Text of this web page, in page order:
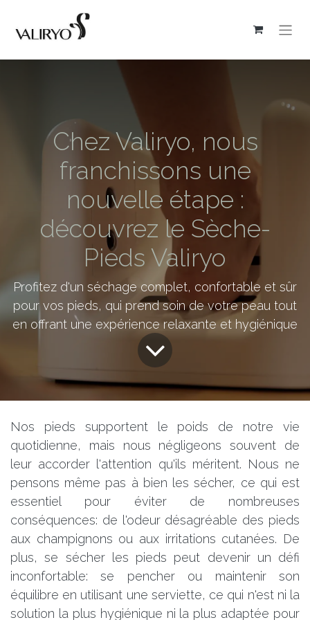
Chez Valiryo, nous
franchissons une
nouvelle étape :
découvrez le Sèche-
Pieds Valiryo
Profitez d'un séchage complet, confortable et sûr
pour vos pieds, qui prend soin de votre peau tout
en offrant une expérience relaxante et hygiénique
Nos pieds supportent le poids de notre vie
quotidienne, mais nous négligeons souvent de
leur accorder l'attention qu'ils méritent. Nous ne
pensons même pas à bien les sécher, ce qui est
essentiel pour éviter de nombreuses
conséquences: de l'odeur désagréable des pieds
aux champignons ou aux irritations cutanées. De
plus, se sécher les pieds peut devenir un défi
inconfortable: se pencher ou maintenir son
équilibre en utilisant une serviette, ce qui n'est ni la
solution la plus hygiénique ni la plus adaptée pour